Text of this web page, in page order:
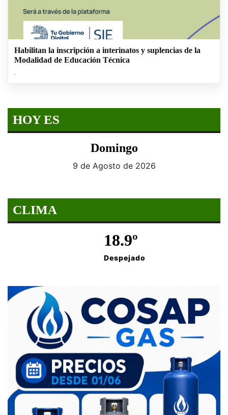
Habilitan la inscripción a interinatos y suplencias de la
Modalidad de Educación Técnica
.
HOY ES
Domingo
9 de Agosto de 2026
CLIMA
18.9º
Despejado